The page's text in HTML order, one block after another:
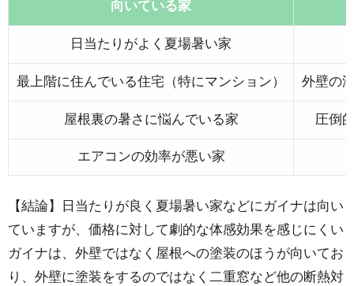
向いている家
日当たりがよく夏場暑い家
最上階に住んでいる住宅（特にマンション） 外壁の
屋根裏の暑さに悩んでいる家 圧倒
エアコンの効率が悪い家
【結論】日当たりが良く夏場暑い家などにガイナは向い
ていますが、価格に対して劇的な体感効果を感じにくい
ガイナは、外壁ではなく屋根への塗装のほうが向いてお
り、外壁に塗装をするのではなく二重窓など他の断熱対